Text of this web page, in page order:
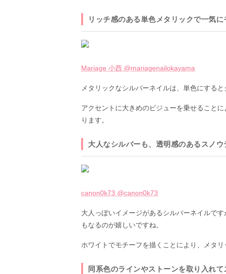
リッチ感のある単色メタリックで一気に
Mariage 小西 @mariagenailokayama
メタリックなシルバーネイルは、単色にする
アクセントに大きめのビジューを乗せること
ります。
大人なシルバーも、透明感のあるスノウ
canon0k73 @canon0k73
大人っぽいイメージがあるシルバーネイルで
もなるのが嬉しいですね。
ホワイトでモチーフを描くことにより、メタ
同系色のラインやストーンを取り入れ